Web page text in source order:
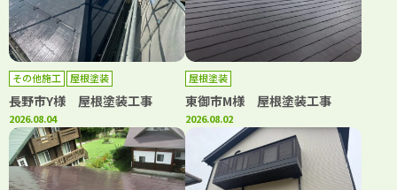
その他施工 屋根塗装
長野市Y様 屋根塗装工事
2026.08.04
屋根塗装
東御市M様 屋根塗装工事
2026.08.02